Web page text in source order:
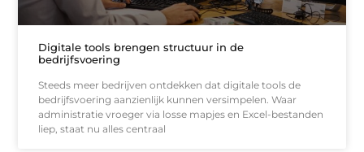
Digitale tools brengen structuur in de
bedrijfsvoering
Steeds meer bedrijven ontdekken dat digitale tools de
bedrijfsvoering aanzienlijk kunnen versimpelen. Waar
administratie vroeger via losse mapjes en Excel-bestanden
liep, staat nu alles centraal